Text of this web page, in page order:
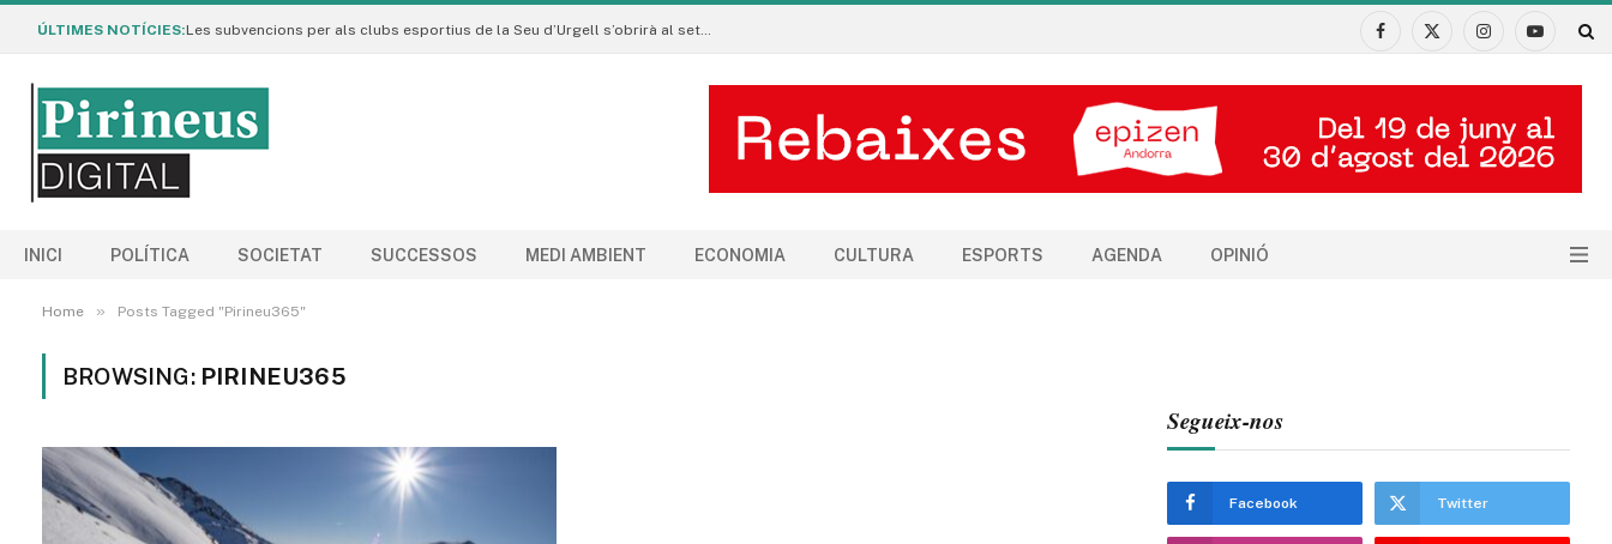
ÚLTIMES NOTÍCIES: Les subvencions per als clubs esportius de la Seu d’Urgell s’obrirà al setembre
Facebook
X
InstagramYouTube
INICI POLÍTICA SOCIETAT SUCCESSOS MEDI AMBIENT ECONOMIA CULTURA ESPORTS AGENDA OPINIÓ
Home » Posts Tagged "Pirineu365"
BROWSING: PIRINEU365
Segueix-nos
Facebook Twitter